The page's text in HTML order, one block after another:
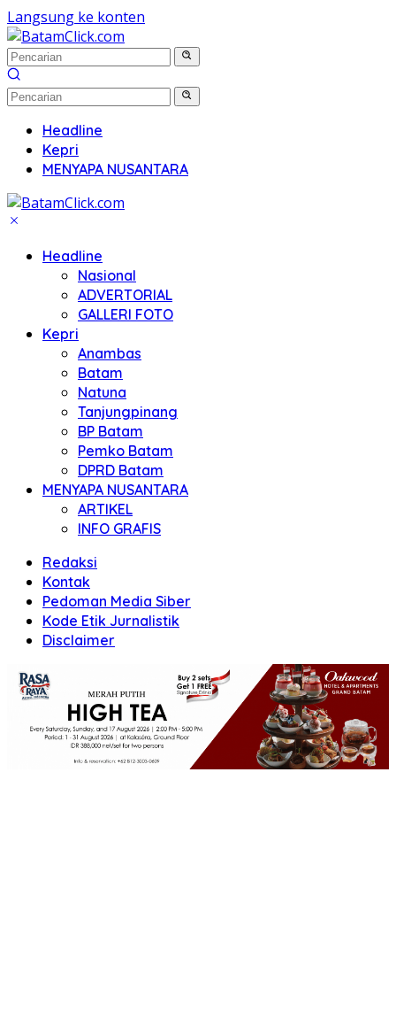
Langsung ke konten
Headline
Kepri
MENYAPA NUSANTARA
Headline
Nasional
ADVERTORIAL
GALLERI FOTO
Kepri
Anambas
Batam
Natuna
Tanjungpinang
BP Batam
Pemko Batam
DPRD Batam
MENYAPA NUSANTARA
ARTIKEL
INFO GRAFIS
Redaksi
Kontak
Pedoman Media Siber
Kode Etik Jurnalistik
Disclaimer